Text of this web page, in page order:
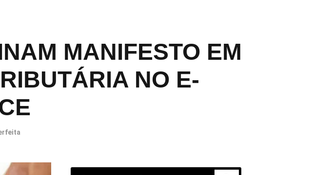
MANIFESTO EM
NO E-